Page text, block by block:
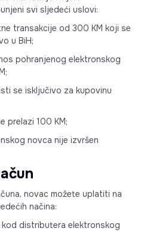
svi sljedeći uslovi:
transakcije od 300 KM koji se
u BiH;
pohranjenog elektronskog
se isključivo za kupovinu
prelazi 100 KM;
novca nije izvršen
novac možete uplatiti na
načina:
kod distributera elektronskog